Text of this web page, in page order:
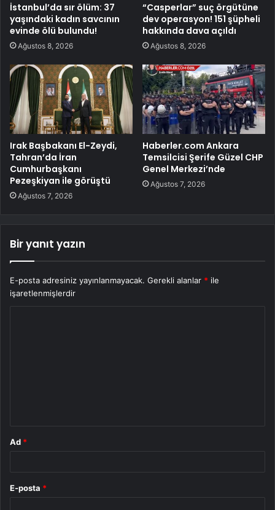
İstanbul’da sır ölüm: 37
yaşındaki kadın savcının
evinde ölü bulundu!
Ağustos 8, 2026
“Casperlar” suç örgütüne
dev operasyon! 151 şüpheli
hakkında dava açıldı
Ağustos 8, 2026
Irak Başbakanı El-Zeydi,
Tahran’da İran
Cumhurbaşkanı
Pezeşkiyan ile görüştü
Ağustos 7, 2026
Haberler.com Ankara
Temsilcisi Şerife Güzel CHP
Genel Merkezi’nde
Ağustos 7, 2026
Bir yanıt yazın
E-posta adresiniz yayınlanmayacak. Gerekli alanlar * ile
işaretlenmişlerdir
Ad *
E-posta *